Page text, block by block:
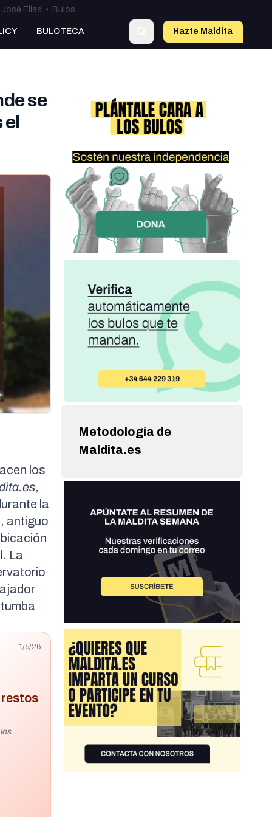
Elías • Bulos
BULOTECA Hazte Maldito
se
los
,
la
antiguo
La
1/5/26
restos
Metodología de
Maldita.es